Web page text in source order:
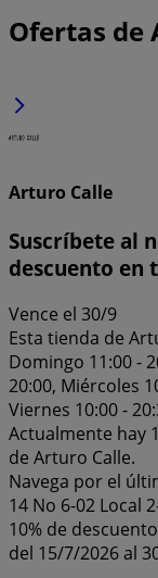
Ofertas de
Arturo Calle
Suscríbete al
descuento en
Vence el 30/9
Esta tienda de
Domingo 11:00 -
20:00, Miércoles
Viernes 10:00 -
Actualmente hay
de Arturo Calle.
Navega por el
14 No 6-02 Local
10% de
del 15/7/2026 al